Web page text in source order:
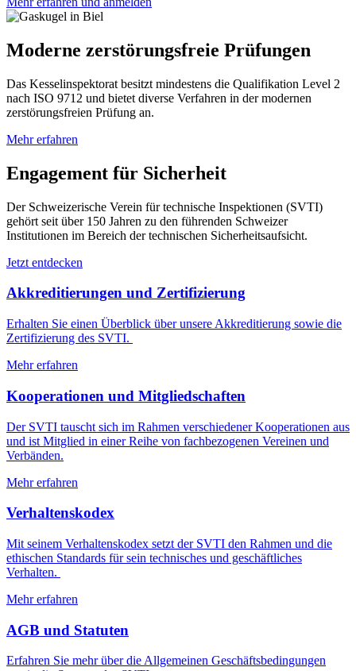
Moderne zerstörungsfreie Prüfungen
Das Kesselinspektorat besitzt mindestens die Qualifikation Level 2
nach ISO 9712 und bietet diverse Verfahren in der modernen
zerstörungsfreien Prüfung an.
Mehr erfahren
Engagement für Sicherheit
Der Schweizerische Verein für technische Inspektionen (SVTI)
gehört seit über 150 Jahren zu den führenden Schweizer
Institutionen im Bereich der technischen Sicherheitsaufsicht.
Jetzt entdecken
Akkreditierungen und Zertifizierung
Erhalten Sie einen Überblick über unsere Akkreditierung sowie die
Zertifizierung des SVTI.
Mehr erfahren
Kooperationen und Mitgliedschaften
Der SVTI tauscht sich im Rahmen verschiedener Kooperationen aus
und ist Mitglied in einer Reihe von fachbezogenen Vereinen und
Verbänden.
Mehr erfahren
Verhaltenskodex
Mit seinem Verhaltenskodex setzt der SVTI den Rahmen und die
ethischen Standards für sein technisches und geschäftliches
Verhalten.
Mehr erfahren
AGB und Statuten
Erfahren Sie mehr über die Allgemeinen Geschäftsbedingungen